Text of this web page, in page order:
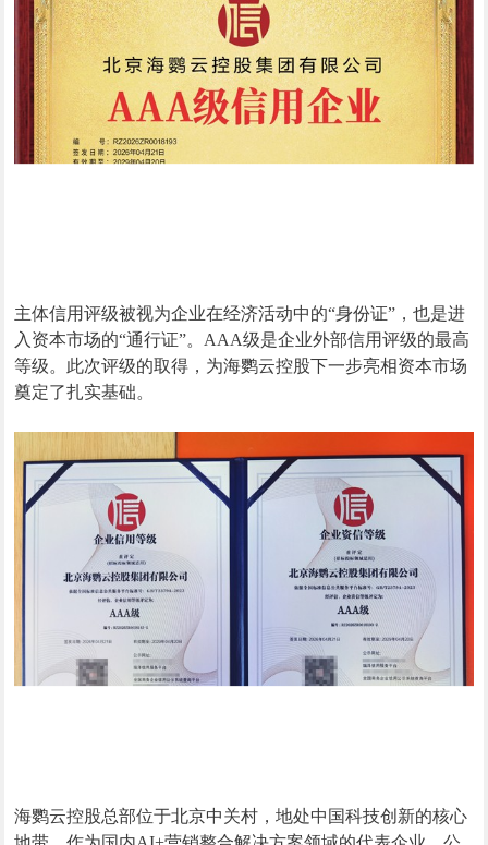
主体信用评级被视为企业在经济活动中的“身份证”，也是进
入资本市场的“通行证”。AAA级是企业外部信用评级的最高
等级。此次评级的取得，为海鹦云控股下一步亮相资本市场
奠定了扎实基础。
海鹦云控股总部位于北京中关村，地处中国科技创新的核心